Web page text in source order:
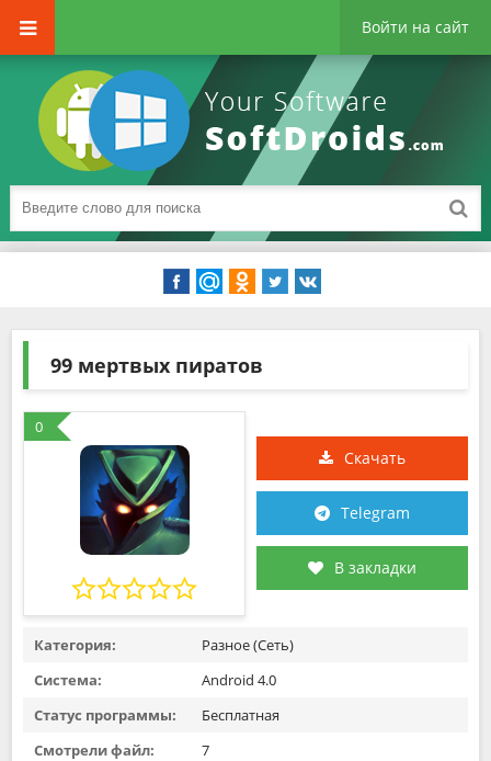
Войти на сайт
99 мертвых пиратов
0
Скачать
Telegram
В закладки
Категория:
Разное (Сеть)
Система:
Android 4.0
Статус программы:
Бесплатная
Смотрели файл:
7